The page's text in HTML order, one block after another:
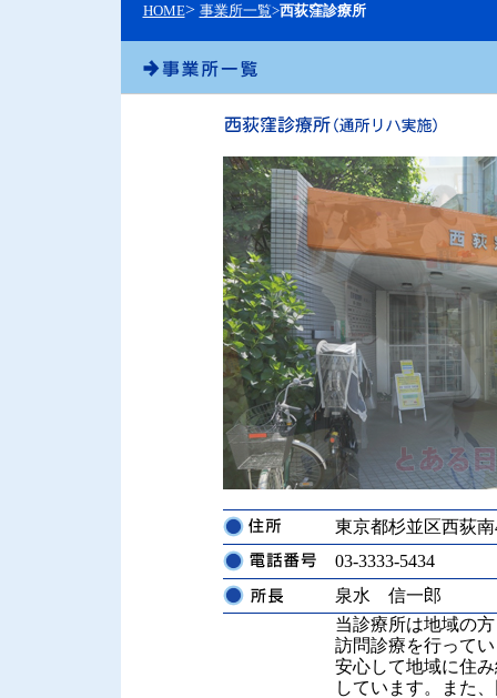
HOME> 事業所一覧>西荻窪診療所
東京都杉並区西荻南
03-3333-5434
泉水 信一郎
当診療所は地域の
訪問診療を行って
安心して地域に住
しています。また